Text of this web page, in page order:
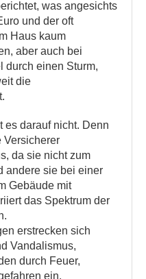
was angesichts
und der oft
Haus kaum
aber auch bei
durch einen Sturm,
die
es darauf nicht. Denn
Versicherer
da sie nicht zum
andere sie bei einer
Gebäude mit
das Spektrum der
erstrecken sich
Vandalismus,
durch Feuer,
ein.